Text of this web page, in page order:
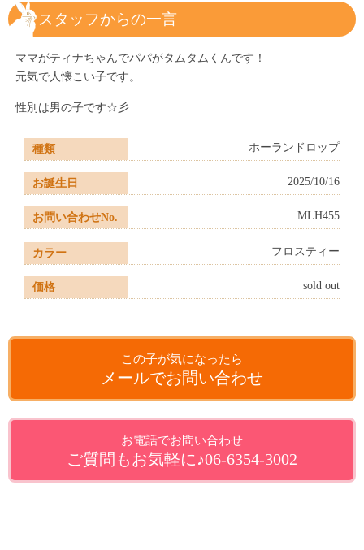
スタッフからの一言
ママがティナちゃんでパパがタムタムくんです！
元気で人懐こい子です。
性別は男の子です☆彡
種類 ホーランドロップ
お誕生日 2025/10/16
お問い合わせNo. MLH455
カラー フロスティー
価格 sold out
この子が気になったら
メールでお問い合わせ
お電話でお問い合わせ
ご質問もお気軽に♪06-6354-3002